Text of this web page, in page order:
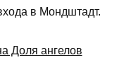
в Мондштадт.